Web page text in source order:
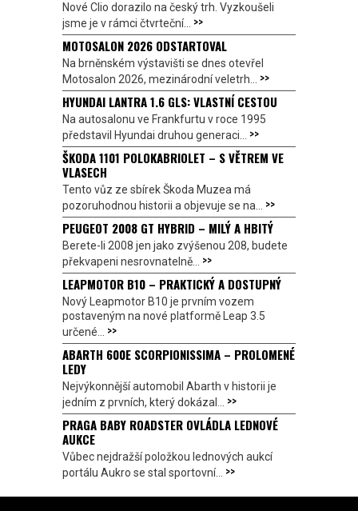
Nové Clio dorazilo na český trh. Vyzkoušeli
jsme je v rámci čtvrteční... >>
MOTOSALON 2026 ODSTARTOVAL
Na brněnském výstavišti se dnes otevřel
Motosalon 2026, mezinárodní veletrh... >>
HYUNDAI LANTRA 1.6 GLS: VLASTNÍ CESTOU
Na autosalonu ve Frankfurtu v roce 1995
představil Hyundai druhou generaci... >>
ŠKODA 1101 POLOKABRIOLET – S VĚTREM VE
VLASECH
Tento vůz ze sbírek Škoda Muzea má
pozoruhodnou historii a objevuje se na... >>
PEUGEOT 2008 GT HYBRID – MILÝ A HBITÝ
Berete-li 2008 jen jako zvýšenou 208, budete
překvapeni nesrovnatelně... >>
LEAPMOTOR B10 – PRAKTICKÝ A DOSTUPNÝ
Nový Leapmotor B10 je prvním vozem
postaveným na nové platformě Leap 3.5
určené... >>
ABARTH 600E SCORPIONISSIMA – PROLOMENÉ
LEDY
Nejvýkonnější automobil Abarth v historii je
jedním z prvních, který dokázal... >>
PRAGA BABY ROADSTER OVLÁDLA LEDNOVÉ
AUKCE
Vůbec nejdražší položkou lednových aukcí
portálu Aukro se stal sportovní... >>